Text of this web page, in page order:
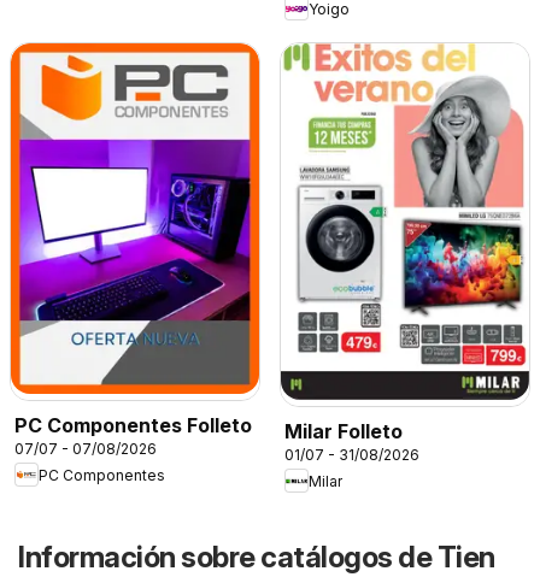
Yoigo
PC Componentes Folleto
07/07 - 07/08/2026
PC Componentes
Milar Folleto
01/07 - 31/08/2026
Milar
Información sobre catálogos de Tien